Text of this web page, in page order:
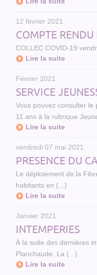
12 février 2021
COMPTE
COLLEC COVID-19
Lire la suite
Février 2021
SERVICE
Vous pouvez consulter
11 ans à la rubrique
Lire la suite
vendredi 07 mai 2021
PRESENCE DU
Le déploiement de la
habitants en (...)
Lire la suite
Janvier 2021
INTEMPERIES
À la suite des dernières
Planchaude. La (...)
Lire la suite